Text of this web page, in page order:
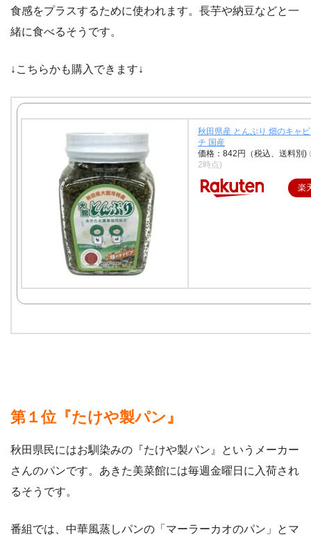
食感をプラスするために使われます。長芋や納豆などと一
緒に食べるそうです。
↓こちらかも購入できます↓
秋田県産 とんぶり 畑のキャ
チ 国産
価格：842円（税込、送料別)
2時点)
楽
第１位『たけや製パン』
秋田県民にはお馴染みの『たけや製パン』というメーカー
さんのパンです。あきた美菜館には毎週金曜日に入荷され
るそうです。
番組では、中華風蒸しパンの「マーラーカオのパン」とマ